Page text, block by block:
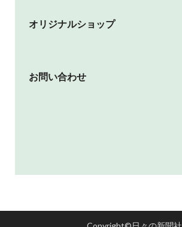
オリジナルショップ
お問い合わせ